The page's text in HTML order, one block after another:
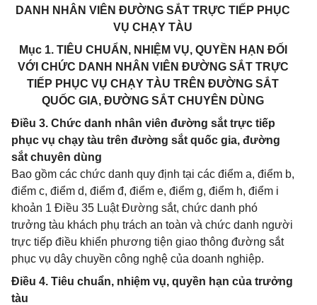
DANH NHÂN VIÊN ĐƯỜNG SẮT TRỰC TIẾP PHỤC
VỤ CHẠY TÀU
Mục 1. TIÊU CHUẨN, NHIỆM VỤ, QUYỀN HẠN ĐỐI
VỚI CHỨC DANH NHÂN VIÊN ĐƯỜNG SẮT TRỰC
TIẾP PHỤC VỤ CHẠY TÀU TRÊN ĐƯỜNG SẮT
QUỐC GIA, ĐƯỜNG SẮT CHUYÊN DÙNG
Điều 3. Chức danh nhân viên đường sắt trực tiếp
phục vụ chạy tàu trên đường sắt quốc gia, đường
sắt chuyên dùng
Bao gồm các chức danh quy định tại các điểm a, điểm b,
điểm c, điểm d, điểm đ, điểm e, điểm g, điểm h, điểm i
khoản 1 Điều 35 Luật Đường sắt, chức danh phó
trưởng tàu khách phụ trách an toàn và chức danh người
trực tiếp điều khiển phương tiện giao thông đường sắt
phục vụ dây chuyền công nghệ của doanh nghiệp.
Điều 4. Tiêu chuẩn, nhiệm vụ, quyền hạn của trưởng
tàu